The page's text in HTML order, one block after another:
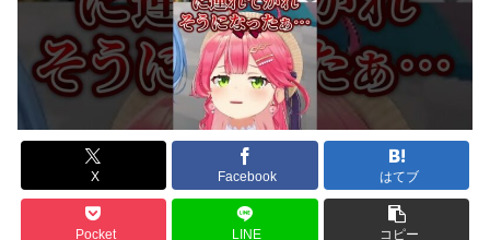
X Facebook はてブ
Pocket LINE コピー